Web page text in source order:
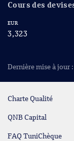
Cours des
EUR
3,323
Dernière mise à jour
Charte Qualité
QNB Capital
FAQ TuniChèque